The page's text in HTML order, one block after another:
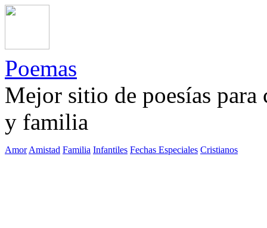
Poemas
Mejor sitio de poesías
y familia
Amor Amistad Familia Infantiles Fechas Especiales Cristianos